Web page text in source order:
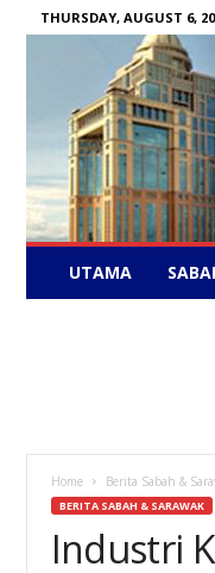
THURSDAY, AUGUST 6,
–
UTAMA
Home Berita Sabah &
BERITA SABAH & SARAWAK
Industri